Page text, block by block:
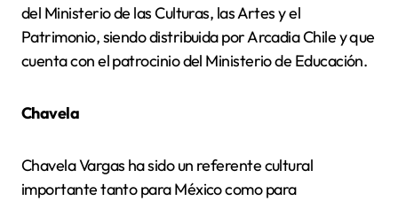
del Ministerio de las Culturas, las Artes y el
Patrimonio, siendo distribuida por Arcadia Chile y que
cuenta con el patrocinio del Ministerio de Educación.
Chavela
Chavela Vargas ha sido un referente cultural
importante tanto para México como para